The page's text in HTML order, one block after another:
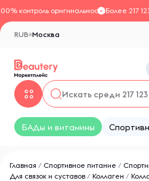
контроль оригинальностиБолее 217
Москва
RUB
БАДы и витамины
Главная / Спортивное питание /
Для связок и суставов / Коллаген /